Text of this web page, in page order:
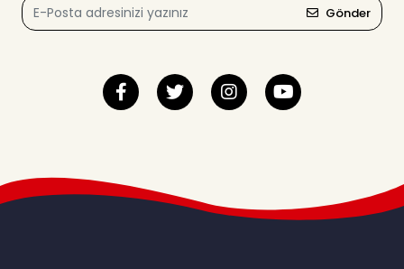
Gönder